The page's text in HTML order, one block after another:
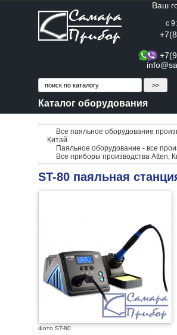
Ваш
с
Каталог оборудования
Все паяльное оборудование
Китай
Паяльное оборудование - все
Все приборы производства Atten,
ST-80 паяльная
Фото ST-80